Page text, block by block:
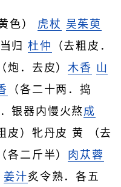
色） 虎杖 吴茱萸
归 杜仲
（去粗皮．
（炮．去皮）木香 山
（各二十两．捣
银器内慢火熬成
皮）牝丹皮 黄 （去
（各二斤半）
肉苁蓉
姜汁炙令熟．各五